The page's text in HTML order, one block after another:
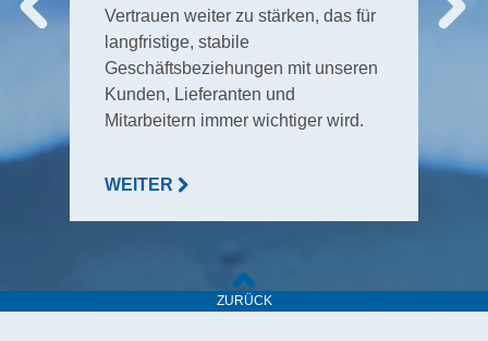
Vertrauen weiter zu stärken, das für
langfristige, stabile
Geschäftsbeziehungen mit unseren
Kunden, Lieferanten und
Mitarbeitern immer wichtiger wird.
WEITER
ZURÜCK